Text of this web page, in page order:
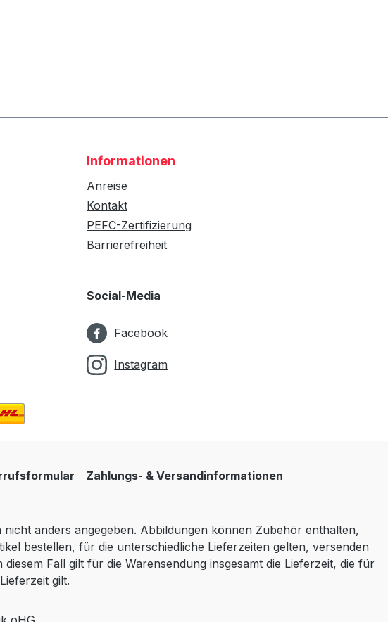
Informationen
Anreise
Kontakt
PEFC-Zertifizierung
Barrierefreiheit
Social-Media
Facebook
Instagram
Zahlungs- & Versandinformationen
anders angegeben. Abbildungen können Zubehör enthalten,
bestellen, für die unterschiedliche Lieferzeiten gelten, versenden
Fall gilt für die Warensendung insgesamt die Lieferzeit, die für
gilt.